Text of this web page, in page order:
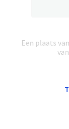
Een plaats